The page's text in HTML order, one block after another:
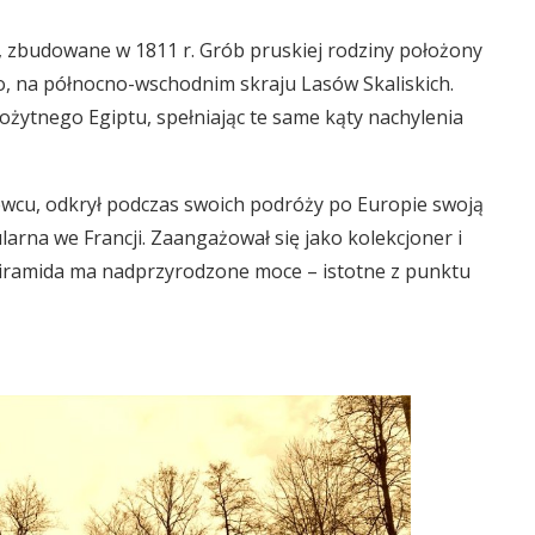
w 1811 r. Grób pruskiej rodziny położony
na północno-wschodnim skraju Lasów Skaliskich.
Egiptu, spełniając te same kąty nachylenia
odkrył podczas swoich podróży po Europie swoją
we Francji. Zaangażował się jako kolekcjoner i
ma nadprzyrodzone moce – istotne z punktu